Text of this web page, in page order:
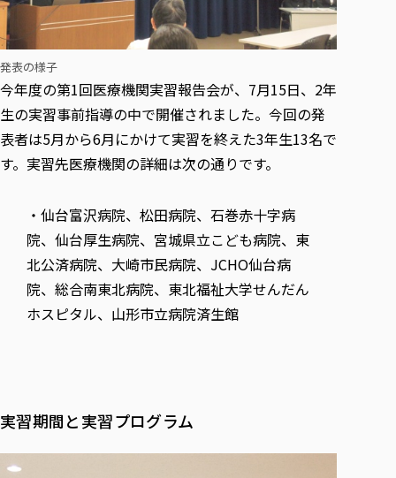
教育実践活動（教育学科学生のみ受講可能）
学費（学部学科）
授業料減免・奨学金等
宿舎の紹介
学生生活サポート
学生自主活動支援
社会人学生の育児支援（一時預かり）
スポーツ傷害保険
発表の様子
今年度の第1回医療機関実習報告会が、7月15日、2年
生の実習事前指導の中で開催されました。今回の発
表者は5月から6月にかけて実習を終えた3年生13名で
す。実習先医療機関の詳細は次の通りです。
・仙台富沢病院、松田病院、石巻赤十字病
院、仙台厚生病院、宮城県立こども病院、東
北公済病院、大崎市民病院、JCHO仙台病
院、総合南東北病院、東北福祉大学せんだん
ホスピタル、山形市立病院済生館
実習期間と実習プログラム